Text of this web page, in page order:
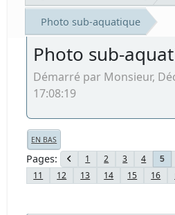
Photo sub-aquatique
Photo sub-
Démarré par Monsieur,
17:08:19
EN BAS
Pages 1 2 3 4 5
11
12 13 14 15 16